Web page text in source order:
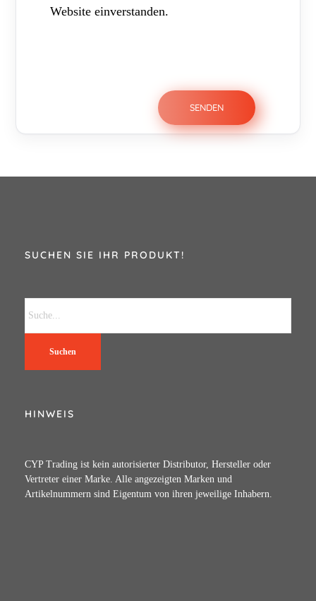
Website einverstanden.
SUCHEN SIE IHR PRODUKT!
Suchen
HINWEIS
CYP Trading ist kein autorisierter Distributor, Hersteller oder
Vertreter einer Marke. Alle angezeigten Marken und
Artikelnummern sind Eigentum von ihren jeweilige Inhabern.